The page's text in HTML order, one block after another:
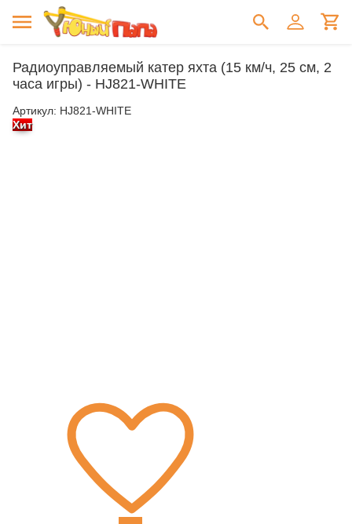
Радиоуправляемый катер яхта (15 км/ч, 25 см, 2
часа игры) - HJ821-WHITE
Артикул: HJ821-WHITE
Хит